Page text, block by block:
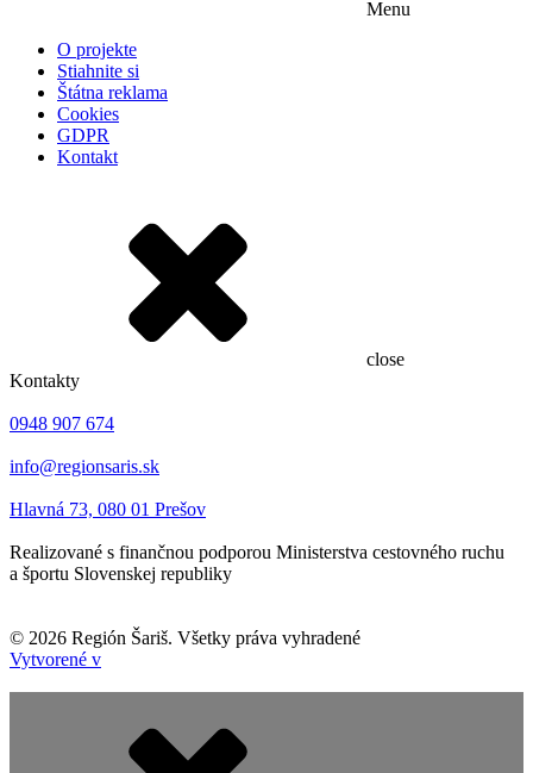
Menu
O projekte
Stiahnite si
Štátna reklama
Cookies
GDPR
Kontakt
close
Kontakty
0948 907 674
info@regionsaris.sk
Hlavná 73, 080 01 Prešov
Realizované s finančnou podporou Ministerstva cestovného ruchu
a športu Slovenskej republiky
© 2026 Región Šariš. Všetky práva vyhradené
Vytvorené v